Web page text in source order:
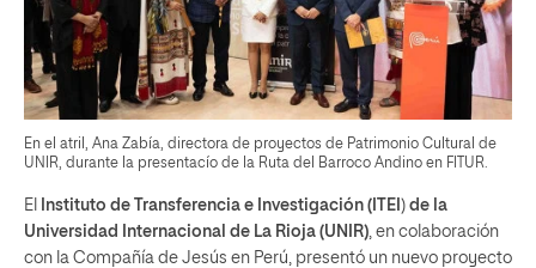
En el atril, Ana Zabía, directora de proyectos de Patrimonio Cultural de
UNIR, durante la presentacío de la Ruta del Barroco Andino en FITUR.
El Instituto de Transferencia e Investigación (ITEI ) de la
Universidad Internacional de La Rioja (UNIR) , en colaboración
con la Compañía de Jesús en Perú, presentó un nuevo proyecto